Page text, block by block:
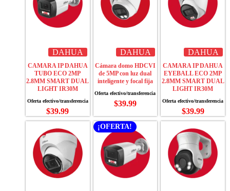
DAHUA
CAMARA IP DAHUA
TUBO ECO 2MP
2.8MM SMART DUAL
LIGHT IR30M
$39.99
DAHUA
Cámara domo HDCVI
de 5MP con luz dual
inteligente y focal fija
$39.99
DAHUA
CAMARA IP DAHUA
EYEBALL ECO 2MP
2.8MM SMART DUAL
LIGHT IR30M
$39.99
¡OFERTA!